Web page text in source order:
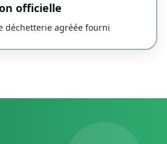
officielle
déchetterie agréée fourni